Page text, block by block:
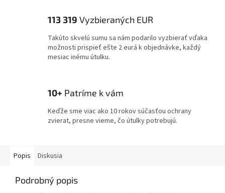
113 319 Vyzbieraných EUR
Takúto skvelú sumu sa nám podarilo vyzbierať vďaka
možnosti prispieť ešte 2 eurá k objednávke, každý
mesiac inému útulku.
10+ Patríme k vám
Keďže sme viac ako 10 rokov súčasťou ochrany
zvierat, presne vieme, čo útulky potrebujú.
Popis Diskusia
Podrobný popis